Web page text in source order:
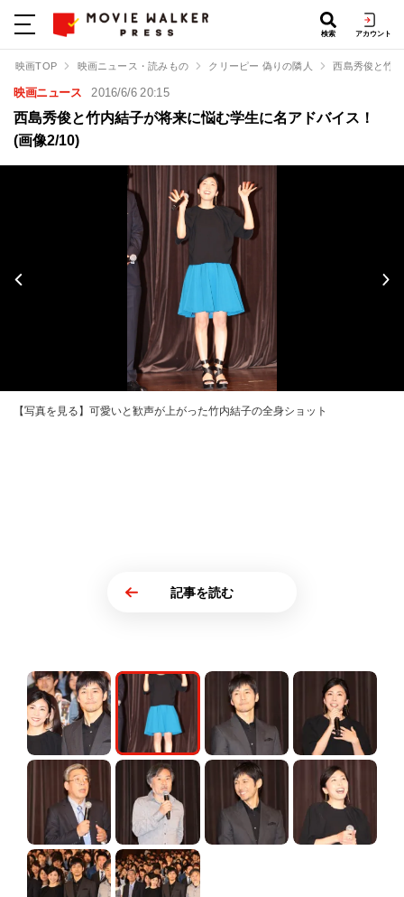
検索 アカウント
映画TOP 映画ニュース・読みもの クリーピー 偽りの隣人 西島秀俊と竹
映画ニュース 2016/6/6 20:15
西島秀俊と竹内結子が将来に悩む学生に名アドバイス！
(画像2/10)
【写真を見る】可愛いと歓声が上がった竹内結子の全身ショット
記事を読む